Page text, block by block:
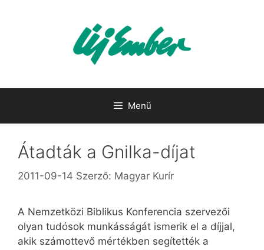
Menü
Átadták a Gnilka-díjat
2011-09-14 Szerző: Magyar Kurír
A Nemzetközi Biblikus Konferencia szervezői
olyan tudósok munkásságát ismerik el a díjjal,
akik számottevő mértékben segítették a